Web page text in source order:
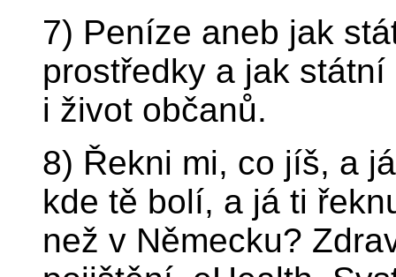
7) Peníze aneb jak
prostředky a jak
i život občanů.
8) Řekni mi, co jíš, a
kde tě bolí, a já ti
než v Německu?